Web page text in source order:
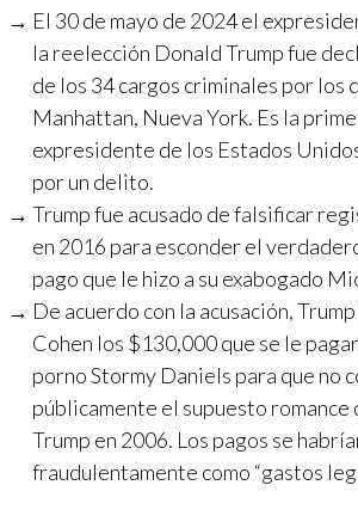
El 30 de mayo de 2024 el
la reelección Donald Trump fue
de los 34 cargos criminales por los
Manhattan, Nueva York. Es la
expresidente de los Estados
por un delito.
Trump fue acusado de falsificar
en 2016 para esconder el
pago que le hizo a su exabogado
De acuerdo con la acusación,
Cohen los $130,000 que se le
porno Stormy Daniels para que no
públicamente el supuesto romance
Trump en 2006. Los pagos se
fraudulentamente como “gastos